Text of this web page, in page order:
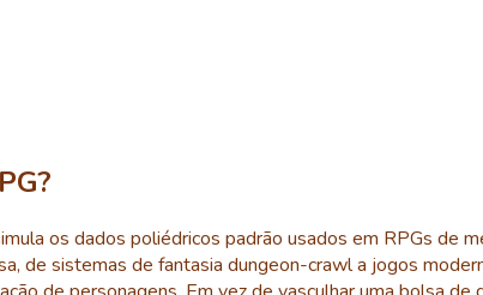
os dados poliédricos padrão usados em RPGs
de sistemas de fantasia dungeon-crawl a jogos